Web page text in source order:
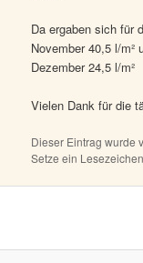
Da ergaben sich für
November 40,5 l/m²
Dezember 24,5 l/m²
Vielen Dank für die
Dieser Eintrag wurde
Setze ein